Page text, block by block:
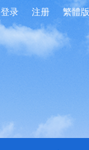
登录 注册 繁體版